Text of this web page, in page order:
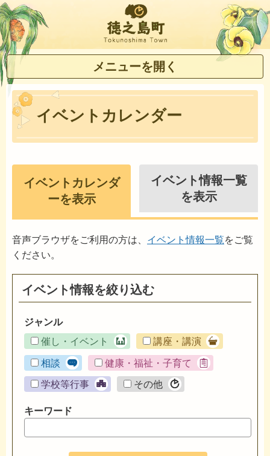
徳之島町
メニューを開く
イベントカレンダー
イベントカレンダ
ーを表示
イベント情報一覧
を表示
音声ブラウザをご利用の方は、 イベント情報一覧をご覧
ください。
イベント情報を絞り込む
ジャンル
催し・イベント
講座・講演
相談 健康・福祉・子育て
学校等行事 その他
キーワード